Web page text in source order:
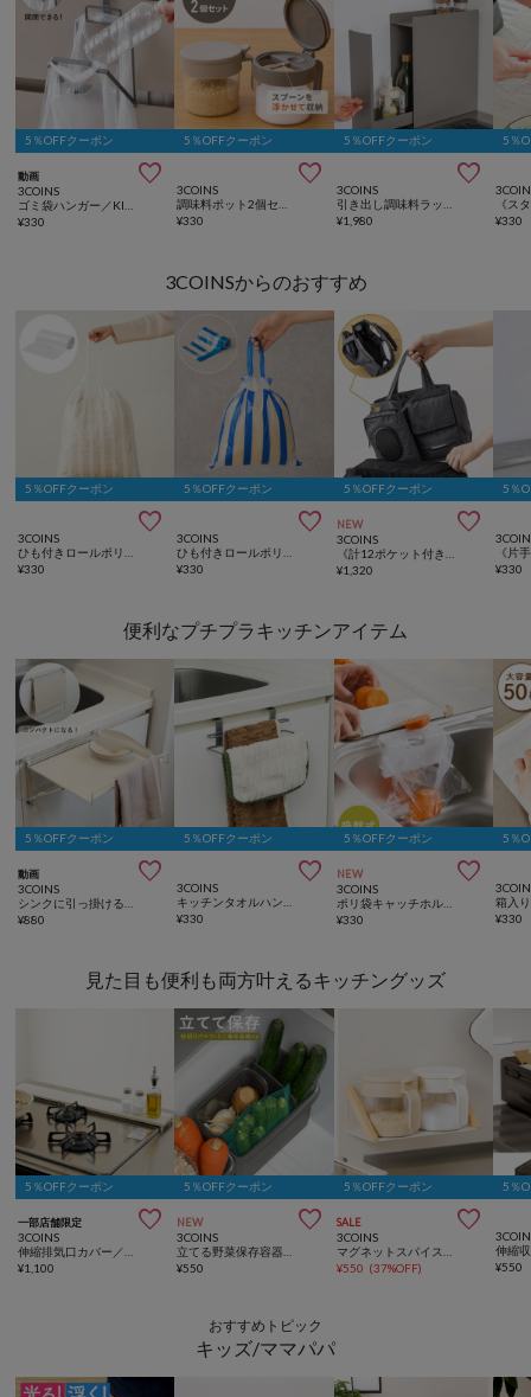
5％OFFクーポン
動画 
3COINS
¥330
5％OFFクーポン

3COINS
¥330
5％OFFクーポン

3COINS
¥1,980
5％
¥330
3COINSからのおすすめ
5％OFFクーポン

3COINS
¥330
5％OFFクーポン

3COINS
¥330
5％OFFクーポン
NEW 
3COINS
¥1,320
5％
¥330
便利なプチプラキッチンアイテム
5％OFFクーポン
動画 
3COINS
¥880
5％OFFクーポン

3COINS
¥330
5％OFFクーポン
NEW 
3COINS
ポリ袋キャッチホルダー／KITINTO
¥330
5％
¥330
見た目も便利も両方叶えるキッチングッズ
5％OFFクーポン
一部店舗限定 
3COINS
¥1,100
5％OFFクーポン
NEW 
3COINS
¥550
5％OFFクーポン
SALE 
3COINS
¥550 (37%OFF)
5％
¥550
おすすめトピック
キッズ/ママパパ